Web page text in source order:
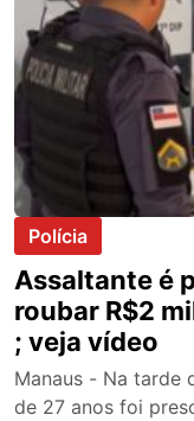
Polícia
Assaltante é
roubar R$2
; veja vídeo
Manaus - Na tarde
de 27 anos foi